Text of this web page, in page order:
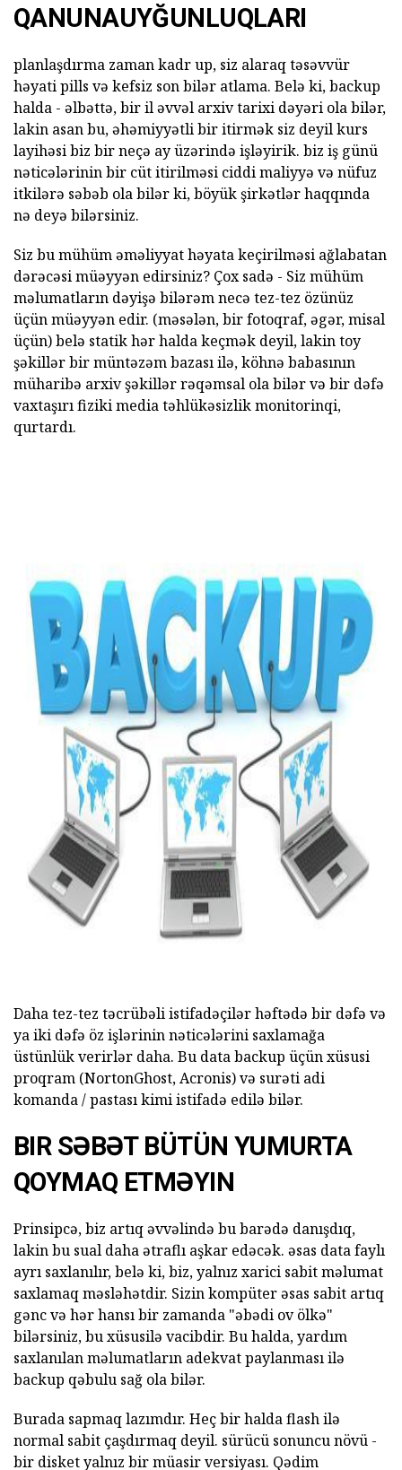
QANUNAUYĞUNLUQLARI
planlaşdırma zaman kadr up, siz alaraq təsəvvür
həyati pills və kefsiz son bilər atlama. Belə ki, backup
halda - əlbəttə, bir il əvvəl arxiv tarixi dəyəri ola bilər,
lakin asan bu, əhəmiyyətli bir itirmək siz deyil kurs
layihəsi biz bir neçə ay üzərində işləyirik. biz iş günü
nəticələrinin bir cüt itirilməsi ciddi maliyyə və nüfuz
itkilərə səbəb ola bilər ki, böyük şirkətlər haqqında
nə deyə bilərsiniz.
Siz bu mühüm əməliyyat həyata keçirilməsi ağlabatan
dərəcəsi müəyyən edirsiniz? Çox sadə - Siz mühüm
məlumatların dəyişə bilərəm necə tez-tez özünüz
üçün müəyyən edir. (məsələn, bir fotoqraf, əgər, misal
üçün) belə statik hər halda keçmək deyil, lakin toy
şəkillər bir müntəzəm bazası ilə, köhnə babasının
müharibə arxiv şəkillər rəqəmsal ola bilər və bir dəfə
vaxtaşırı fiziki media təhlükəsizlik monitorinqi,
qurtardı.
ad
Daha tez-tez təcrübəli istifadəçilər həftədə bir dəfə və
ya iki dəfə öz işlərinin nəticələrini saxlamağa
üstünlük verirlər daha. Bu data backup üçün xüsusi
proqram (NortonGhost, Acronis) və surəti adi
komanda / pastası kimi istifadə edilə bilər.
BIR SƏBƏT BÜTÜN YUMURTA
QOYMAQ ETMƏYIN
Prinsipcə, biz artıq əvvəlində bu barədə danışdıq,
lakin bu sual daha ətraflı aşkar edəcək. əsas data faylı
ayrı saxlanılır, belə ki, biz, yalnız xarici sabit məlumat
saxlamaq məsləhətdir. Sizin kompüter əsas sabit artıq
gənc və hər hansı bir zamanda "əbədi ov ölkə"
bilərsiniz, bu xüsusilə vacibdir. Bu halda, yardım
saxlanılan məlumatların adekvat paylanması ilə
backup qəbulu sağ ola bilər.
Burada sapmaq lazımdır. Heç bir halda flash ilə
normal sabit çaşdırmaq deyil. sürücü sonuncu növü -
bir disket yalnız bir müasir versiyası. Qədim